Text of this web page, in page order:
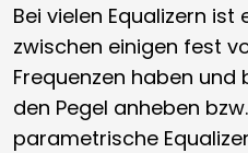
Bei vielen Equalizern ist
zwischen einigen fest
Frequenzen haben und
den Pegel anheben
parametrische